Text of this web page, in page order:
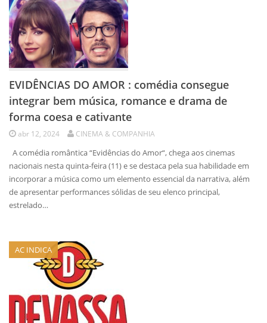
EVIDÊNCIAS DO AMOR : comédia consegue
integrar bem música, romance e drama de
forma coesa e cativante
abr 12, 2024 CINEMA & COMPANHIA
A comédia romântica “Evidências do Amor“, chega aos cinemas
nacionais nesta quinta-feira (11) e se destaca pela sua habilidade em
incorporar a música como um elemento essencial da narrativa, além
de apresentar performances sólidas de seu elenco principal,
estrelado…
AC INDICA